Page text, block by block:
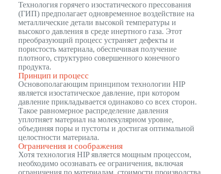
Технология горячего изостатического прессования
(ГИП) предполагает одновременное воздействие на
металлические детали высокой температуры и
высокого давления в среде инертного газа. Этот
преобразующий процесс устраняет дефекты и
пористость материала, обеспечивая получение
плотного, структурно совершенного конечного
продукта.
Принцип и процесс
Основополагающим принципом технологии HIP
является изостатическое давление, при котором
давление прикладывается одинаково со всех сторон.
Такое равномерное распределение давления
уплотняет материал на молекулярном уровне,
объединяя поры и пустоты и достигая оптимальной
целостности материала.
Ограничения и соображения
Хотя технология HIP является мощным процессом,
необходимо осознавать ее ограничения, включая
ограничения по материалам, стоимости производства